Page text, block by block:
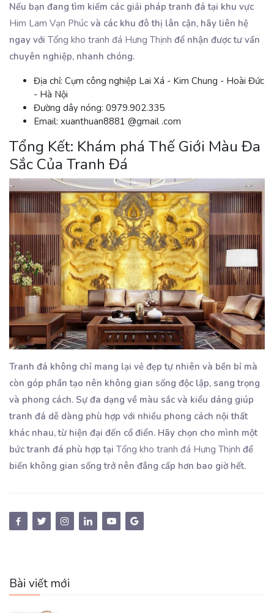
Nếu bạn đang tìm kiếm các giải pháp tranh đá tại khu vực
Him Lam Vạn Phúc và các khu đô thị lân cận, hãy liên hệ
ngay với Tổng kho tranh đá Hưng Thịnh để nhận được tư vấn
chuyên nghiệp, nhanh chóng.
Địa chỉ: Cụm công nghiệp Lai Xá - Kim Chung - Hoài Đức
- Hà Nội
Đường dây nóng: 0979.902.335
Email: xuanthuan8881 @gmail .com
Tổng Kết: Khám phá Thế Giới Màu Đa
Sắc Của Tranh Đá
Tranh đá không chỉ mang lại vẻ đẹp tự nhiên và bền bỉ mà
còn góp phần tạo nên không gian sống độc lập, sang trọng
và phong cách. Sự đa dạng về màu sắc và kiểu dáng giúp
tranh đá dễ dàng phù hợp với nhiều phong cách nội thất
khác nhau, từ hiện đại đến cổ điển. Hãy chọn cho mình một
bức tranh đá phù hợp tại Tổng kho tranh đá Hưng Thịnh để
biến không gian sống trở nên đẳng cấp hơn bao giờ hết.
Bài viết mới